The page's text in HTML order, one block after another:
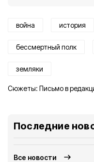
война история
бессмертный полк
земляки
Сюжеты: Письмо в
Последние
Все новости